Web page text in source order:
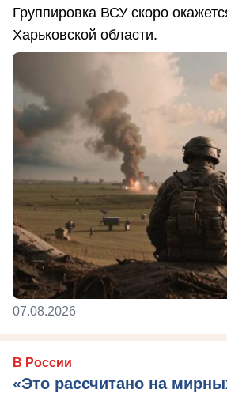
Группировка ВСУ скоро
Харьковской области.
07.08.2026
В России
«Это рассчитано на